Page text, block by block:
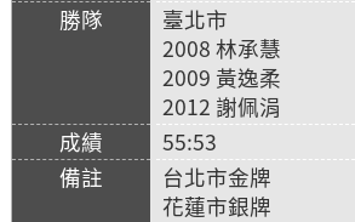
臺北市
2008 林承慧
2009 黃逸柔
2012 謝佩涓
55:53
台北市金牌
花蓮市銀牌